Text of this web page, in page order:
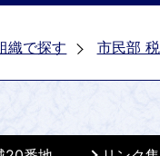
織で探す 市民部